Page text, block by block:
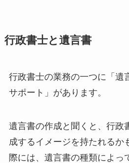
行政書士と遺言書
行政書士の業務の一つに「遺
サポート」があります。
遺言書の作成と聞くと、行政
成するイメージを持たれるか
際には、遺言書の種類によっ